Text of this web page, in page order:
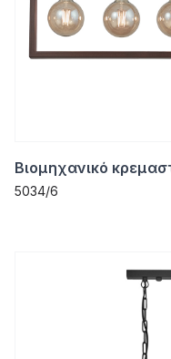
Βιομηχανικό
5034/6